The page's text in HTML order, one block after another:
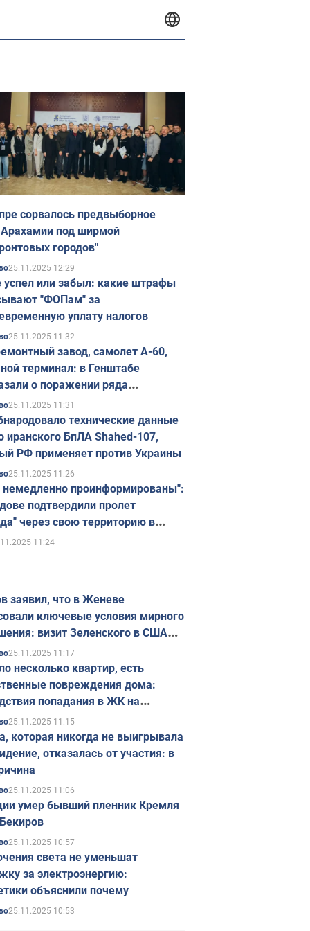
сорвалось предвыборное
Арахамии под ширмой
городов"
25.11.2025 12:29
успел или забыл: какие штрафы
"ФОПам" за
уплату налогов
25.11.2025 11:32
завод, самолет А-60,
терминал: в Генштабе
о поражении ряда
объектов России
25.11.2025 11:31
технические данные
иранского БпЛА Shahed-107,
РФ применяет против Украины
25.11.2025 11:26
проинформированы":
подтвердили пролет
через свою территорию в
11:24
заявил, что в Женеве
ключевые условия мирного
визит Зеленского в США
в ноябре
25.11.2025 11:17
несколько квартир, есть
повреждения дома:
попадания в ЖК на
в Киеве. Фото
25.11.2025 11:15
которая никогда не выигрывала
отказалась от участия: в
25.11.2025 11:06
умер бывший пленник Кремля
25.11.2025 10:57
света не уменьшат
за электроэнергию:
объяснили почему
25.11.2025 10:53